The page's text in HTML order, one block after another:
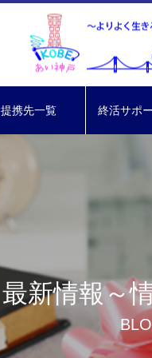
提携先一覧 終活サポ
最新情報～